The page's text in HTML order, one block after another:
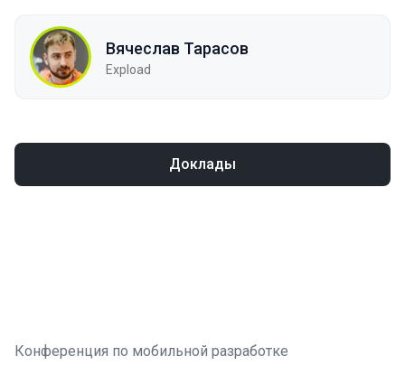
Вячеслав Тарасов
Expload
Доклады
Конференция по мобильной разработке